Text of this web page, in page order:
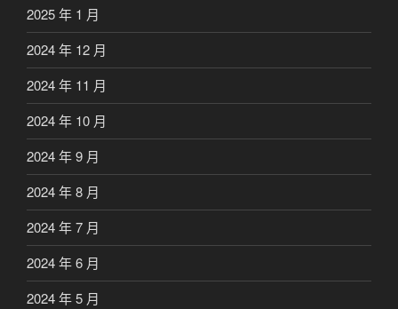
2025 年 1 月
2024 年 12 月
2024 年 11 月
2024 年 10 月
2024 年 9 月
2024 年 8 月
2024 年 7 月
2024 年 6 月
2024 年 5 月